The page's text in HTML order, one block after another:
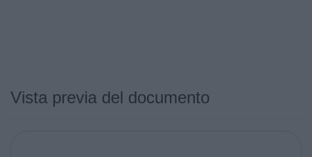
Vista previa del documento